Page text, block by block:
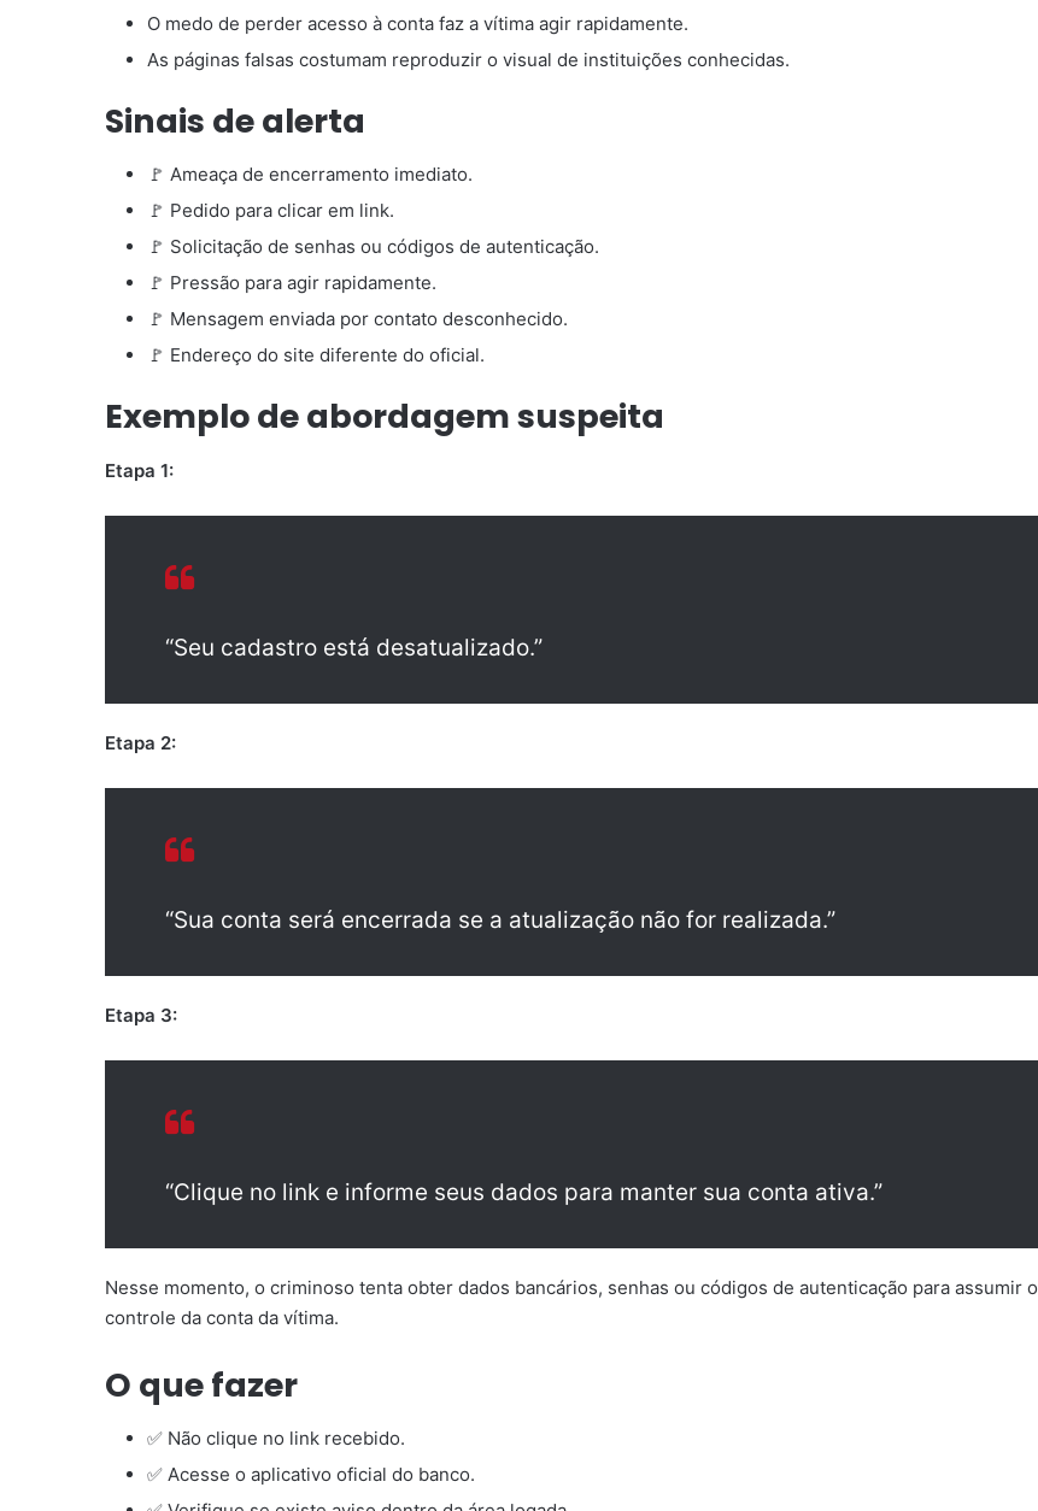
O medo de perder acesso à conta faz a vítima agir rapidamente.
As páginas falsas costumam reproduzir o visual de instituições conhecidas.
Sinais de alerta
🚩 Ameaça de encerramento imediato.
🚩 Pedido para clicar em link.
🚩 Solicitação de senhas ou códigos de autenticação.
🚩 Pressão para agir rapidamente.
🚩 Mensagem enviada por contato desconhecido.
🚩 Endereço do site diferente do oficial.
Exemplo de abordagem suspeita
Etapa 1:
“Seu cadastro está desatualizado.”
Etapa 2:
“Sua conta será encerrada se a atualização não for realizada.”
Etapa 3:
“Clique no link e informe seus dados para manter sua conta ativa.”
Nesse momento, o criminoso tenta obter dados bancários, senhas ou códigos de autenticação para assumir o
controle da conta da vítima.
O que fazer
✅ Não clique no link recebido.
✅ Acesse o aplicativo oficial do banco.